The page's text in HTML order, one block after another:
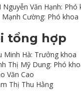
Nguyễn Văn Hạnh: Phó
Mạnh Cường: Phó khoa
tổng hợp
Minh Hà: Trưởng khoa
Thị Mỹ Dung: Phó
Văn Cao
Thị Thu Hằng